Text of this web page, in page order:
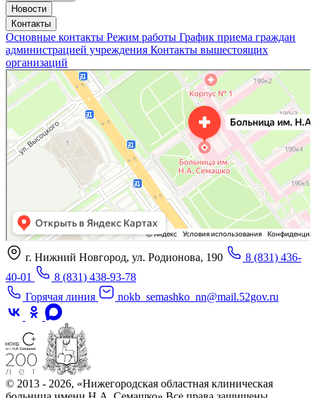
Новости
Контакты
Основные контакты Режим работы График приема граждан
администрацией учреждения Контакты вышестоящих
организаций
«Нижегородская областная клиническая больница имени Н.А. Семашко»
Отделение больницы, госпиталя в Нижнем Новгороде
Больница для взрослых в Нижнем Новгороде
г. Нижний Новгород, ул. Родионова, 190
8 (831) 436-
40-01
8 (831) 438-93-78
Горячая линия
nokb_semashko_nn@mail.52gov.ru
© 2013 - 2026, «Нижегородская областная клиническая